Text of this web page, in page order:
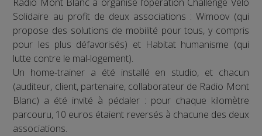
Solidaire au profit de deux associations : Wimoov (qui
propose des solutions de mobilité pour tous, y compris
pour les plus défavorisés) et Habitat humanisme (qui
lutte contre le mal-logement).
Un home-trainer a été installé en studio, et chacun
(auditeur, client, partenaire, collaborateur de Radio Mont
Blanc) a été invité à pédaler : pour chaque kilomètre
parcouru, 10 euros étaient reversés à chacune des deux
associations.